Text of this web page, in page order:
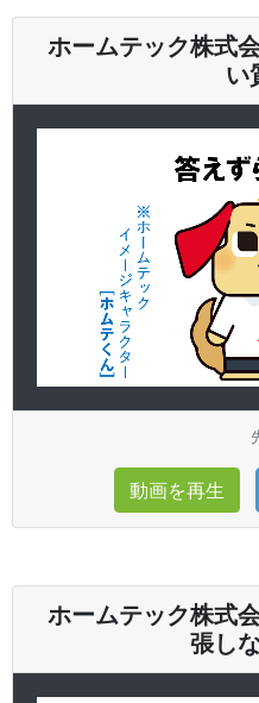
ホームテック
い
動画を再生
ホームテック
張し